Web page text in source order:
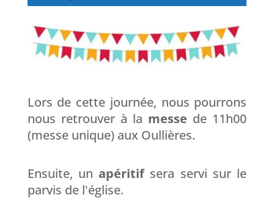
Lors de cette journée, nous pourrons
nous retrouver à la messe de 11h00
(messe unique) aux Oullières.
Ensuite, un apéritifsera servi sur le
parvis de l'église.